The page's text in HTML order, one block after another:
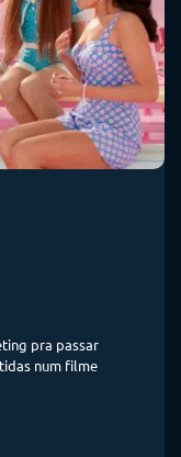
pra passar
num filme